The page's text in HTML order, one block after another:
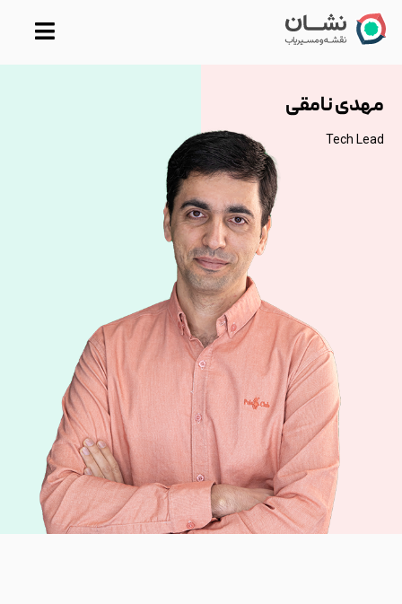
پرش
مهدی نامقی
Tech Lead